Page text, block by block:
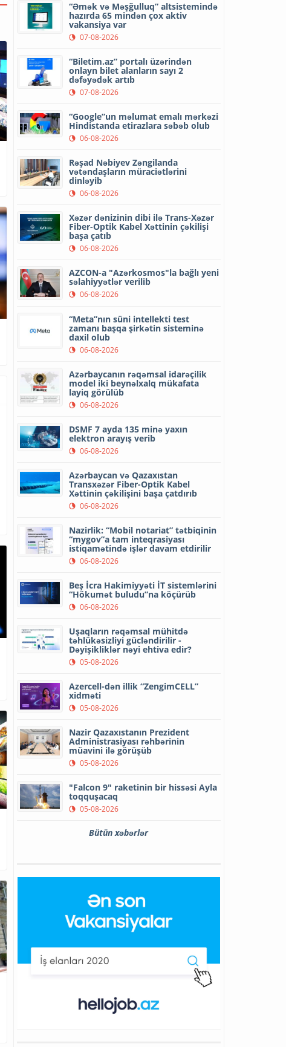
“Əmək və Məşğulluq” altsistemində
hazırda 65 mindən çox aktiv
vakansiya var
07-08-2026
“Biletim.az” portalı üzərindən
onlayn bilet alanların sayı 2
dəfəyədək artıb
07-08-2026
“Google”un məlumat emalı mərkəzi
Hindistanda etirazlara səbəb olub
06-08-2026
Rəşad Nəbiyev Zəngilanda
vətəndaşların müraciətlərini
dinləyib
06-08-2026
Xəzər dənizinin dibi ilə Trans-Xəzər
Fiber-Optik Kabel Xəttinin çəkilişi
başa çatıb
06-08-2026
AZCON-a "Azərkosmos"la bağlı yeni
səlahiyyətlər verilib
06-08-2026
“Meta”nın süni intellekti test
zamanı başqa şirkətin sisteminə
daxil olub
06-08-2026
Azərbaycanın rəqəmsal idarəçilik
model iki beynəlxalq mükafata
layiq görülüb
06-08-2026
DSMF 7 ayda 135 minə yaxın
elektron arayış verib
06-08-2026
Azərbaycan və Qazaxıstan
Transxəzər Fiber-Optik Kabel
Xəttinin çəkilişini başa çatdırıb
06-08-2026
Nazirlik: “Mobil notariat” tətbiqinin
“mygov”a tam inteqrasiyası
istiqamətində işlər davam etdirilir
06-08-2026
Beş İcra Hakimiyyəti İT sistemlərini
“Hökumət buludu”na köçürüb
06-08-2026
Uşaqların rəqəmsal mühitdə
təhlükəsizliyi gücləndirilir -
Dəyişikliklər nəyi ehtiva edir?
05-08-2026
Azercell-dən illik “ZengimCELL”
xidməti
05-08-2026
Nazir Qazaxıstanın Prezident
Administrasiyası rəhbərinin
müavini ilə görüşüb
05-08-2026
"Falcon 9" raketinin bir hissəsi Ayla
toqquşacaq
05-08-2026
Bütün xəbərlər